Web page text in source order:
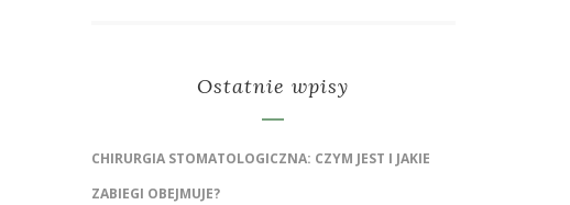
Ostatnie wpisy
CHIRURGIA STOMATOLOGICZNA: CZYM JEST I JAKIE
ZABIEGI OBEJMUJE?